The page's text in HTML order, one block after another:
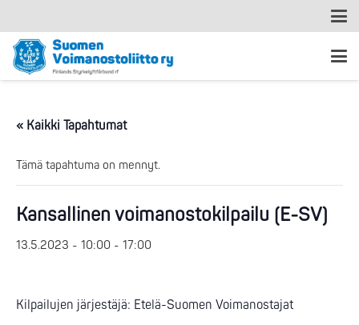
« Kaikki Tapahtumat
Tämä tapahtuma on mennyt.
Kansallinen voimanostokilpailu (E-SV)
13.5.2023 - 10:00 - 17:00
Kilpailujen järjestäjä: Etelä-Suomen Voimanostajat